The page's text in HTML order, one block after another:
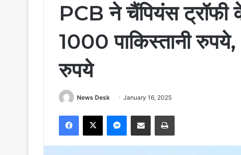
PCB ने चैंपियंस ट्रॉफी
1000 पाकिस्तानी रुपये,
रुपये
News Desk January 16, 2025
Facebook
X Messenger
Share via Email Print